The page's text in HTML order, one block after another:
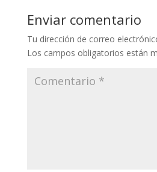
Li
n
k
o
o
k
Enviar comentario
Tu dirección de correo
Los campos obligatorios están